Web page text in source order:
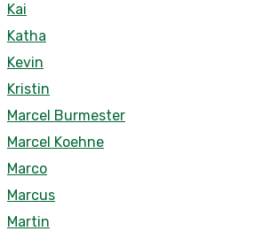
Kai
Katha
Kevin
Kristin
Marcel Burmester
Marcel Koehne
Marco
Marcus
Martin